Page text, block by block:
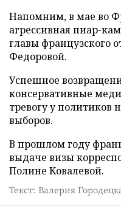
Напомним, в мае во
агрессивная пиар-
главы французского
Федоровой.
Успешное
консервативные
тревогу у политиков
выборов.
В прошлом году
выдаче визы
Полине Ковалевой.
Текст: Валерия